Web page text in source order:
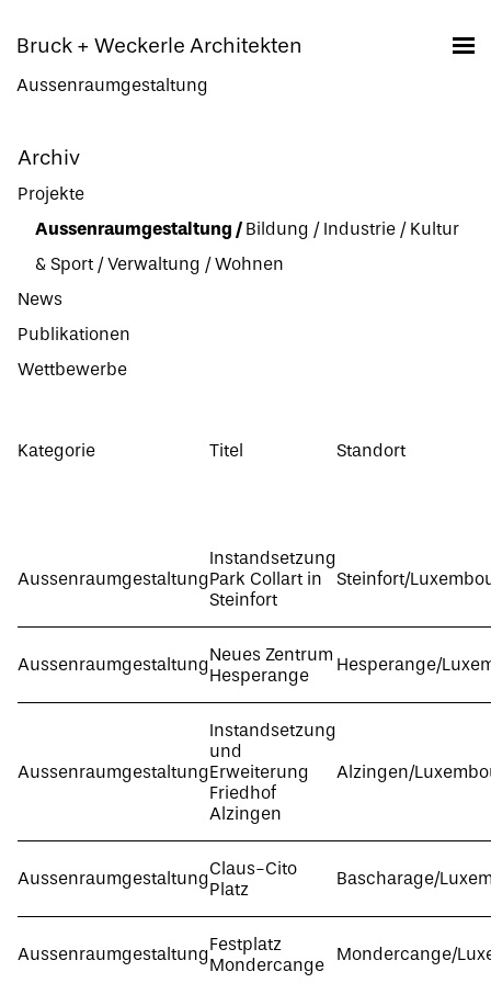
Bruck + Weckerle Architekten
Aussenraumgestaltung
Archiv
Projekte
Aussenraumgestaltung / Bildung / Industrie / Kultur
& Sport / Verwaltung / Wohnen
News
Publikationen
Wettbewerbe
Kategorie Titel Standort
Aussenraumgestaltung
Instandsetzung
Park Collart in
Steinfort
Steinfort/
AussenraumgestaltungNeues Zentrum
Hesperange
Hesperange/
Aussenraumgestaltung
Instandsetzung
und
Erweiterung
Friedhof
Alzingen
Alzingen/
AussenraumgestaltungClaus-Cito
Platz
Bascharage/
AussenraumgestaltungFestplatz
Mondercange
Mondercange/